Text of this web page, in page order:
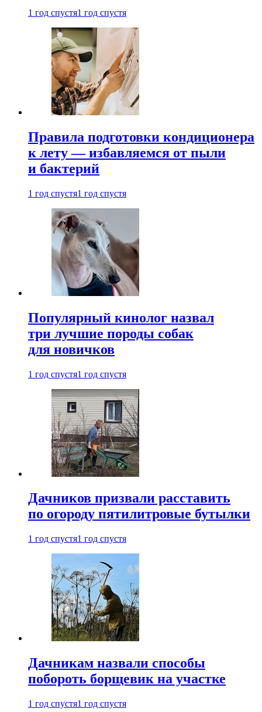
1 год спустя1 год спустя
Правила подготовки кондиционера
к лету — избавляемся от пыли
и бактерий
1 год спустя1 год спустя
Популярный кинолог назвал
три лучшие породы собак
для новичков
1 год спустя1 год спустя
Дачников призвали расставить
по огороду пятилитровые бутылки
1 год спустя1 год спустя
Дачникам назвали способы
побороть борщевик на участке
1 год спустя1 год спустя